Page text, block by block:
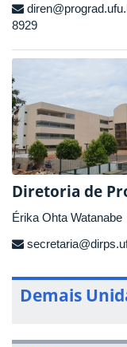
8929
Diretoria de
Érika Ohta Watanabe
Demais